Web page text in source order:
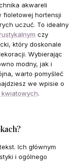
akwareli
fioletowej hortensji
uczuć. To idealny
czy
który doskonale
Wybierając
modny, jak i
warto pomyśleć
we wpisie o
.
Ich głównym
i ogólnego